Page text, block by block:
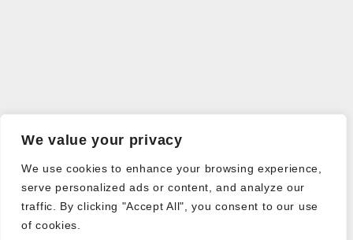
We value your privacy
We use cookies to enhance your browsing experience,
serve personalized ads or content, and analyze our
traffic. By clicking "Accept All", you consent to our use
of cookies.